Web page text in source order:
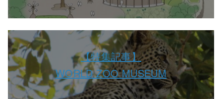
【特集記事】
WORLD ZOO MUSEUM